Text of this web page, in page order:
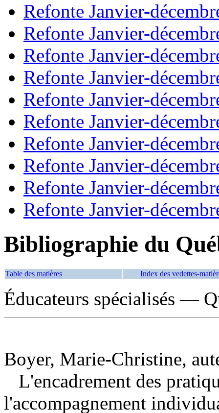
Refonte Janvier-
Refonte Janvier-
Refonte Janvier-
Refonte Janvier-
Refonte Janvier-
Refonte Janvier-
Refonte Janvier-
Refonte Janvier-
Refonte Janvier-
Refonte Janvier-
Bibliographie du
Table des matières Index des vedettes-
Éducateurs spécialisés —
Boyer, Marie-Christine,
L'encadrement des
l'accompagnement